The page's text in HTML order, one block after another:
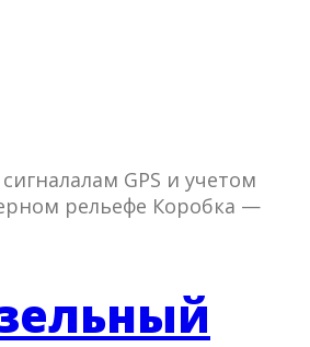
GPS и учетом
рельефе Коробка —